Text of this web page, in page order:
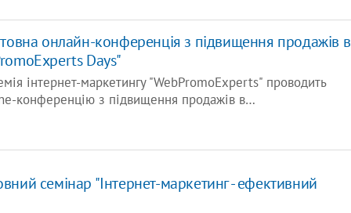
онлайн-конференція з підвищення продажів в
Days"
інтернет-маркетингу "WebPromoExperts" проводить
конференцію з підвищення продажів в…
семінар "Інтернет-маркетинг - ефективний